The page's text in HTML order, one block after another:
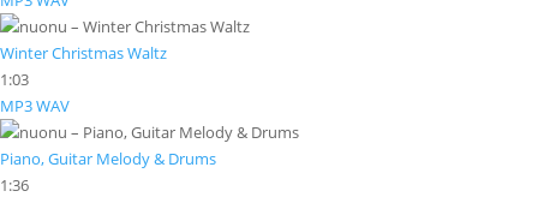
Winter Christmas Waltz
1:03
MP3WAV
Piano, Guitar Melody & Drums
1:36